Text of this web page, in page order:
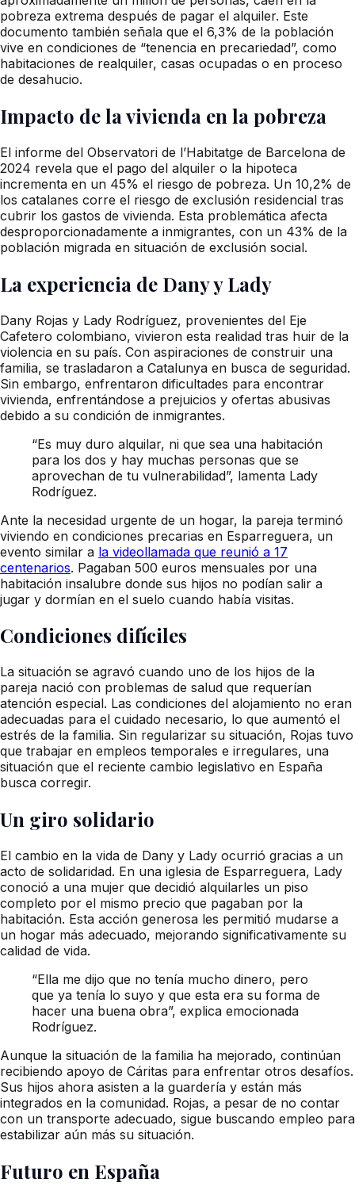
pobreza extrema después de pagar el alquiler. Este
documento también señala que el 6,3% de la población
vive en condiciones de “tenencia en precariedad”, como
habitaciones de realquiler, casas ocupadas o en proceso
de desahucio.
Impacto de la vivienda en la pobreza
El informe del Observatori de l’Habitatge de Barcelona de
2024 revela que el pago del alquiler o la hipoteca
incrementa en un 45% el riesgo de pobreza. Un 10,2% de
los catalanes corre el riesgo de exclusión residencial tras
cubrir los gastos de vivienda. Esta problemática afecta
desproporcionadamente a inmigrantes, con un 43% de la
población migrada en situación de exclusión social.
La experiencia de Dany y Lady
Dany Rojas y Lady Rodríguez, provenientes del Eje
Cafetero colombiano, vivieron esta realidad tras huir de la
violencia en su país. Con aspiraciones de construir una
familia, se trasladaron a Catalunya en busca de seguridad.
Sin embargo, enfrentaron dificultades para encontrar
vivienda, enfrentándose a prejuicios y ofertas abusivas
debido a su condición de inmigrantes.
“Es muy duro alquilar, ni que sea una habitación
para los dos y hay muchas personas que se
aprovechan de tu vulnerabilidad”, lamenta Lady
Rodríguez.
Ante la necesidad urgente de un hogar, la pareja terminó
viviendo en condiciones precarias en Esparreguera, un
evento similar a la videollamada que reunió a 17
centenarios. Pagaban 500 euros mensuales por una
habitación insalubre donde sus hijos no podían salir a
jugar y dormían en el suelo cuando había visitas.
Condiciones difíciles
La situación se agravó cuando uno de los hijos de la
pareja nació con problemas de salud que requerían
atención especial. Las condiciones del alojamiento no eran
adecuadas para el cuidado necesario, lo que aumentó el
estrés de la familia. Sin regularizar su situación, Rojas tuvo
que trabajar en empleos temporales e irregulares, una
situación que el reciente cambio legislativo en España
busca corregir.
Un giro solidario
El cambio en la vida de Dany y Lady ocurrió gracias a un
acto de solidaridad. En una iglesia de Esparreguera, Lady
conoció a una mujer que decidió alquilarles un piso
completo por el mismo precio que pagaban por la
habitación. Esta acción generosa les permitió mudarse a
un hogar más adecuado, mejorando significativamente su
calidad de vida.
“Ella me dijo que no tenía mucho dinero, pero
que ya tenía lo suyo y que esta era su forma de
hacer una buena obra”, explica emocionada
Rodríguez.
Aunque la situación de la familia ha mejorado, continúan
recibiendo apoyo de Cáritas para enfrentar otros desafíos.
Sus hijos ahora asisten a la guardería y están más
integrados en la comunidad. Rojas, a pesar de no contar
con un transporte adecuado, sigue buscando empleo para
estabilizar aún más su situación.
Futuro en España